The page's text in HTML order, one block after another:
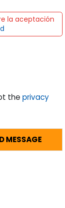
la aceptación
theprivacy